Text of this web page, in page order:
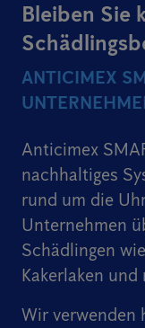
Bleiben Sie
ANTICIMEX
Anticimex
nachhaltiges
rund um die
Unternehmen
Schädlingen
Kakerlaken
Wir verwenden